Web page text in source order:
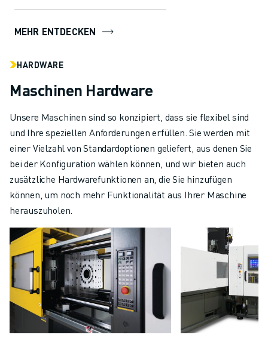
und so ...
MEHR ENTDECKEN
HARDWARE
Maschinen Hardware
Unsere Maschinen sind so konzipiert, dass sie flexibel sind
und Ihre speziellen Anforderungen erfüllen. Sie werden mit
einer Vielzahl von Standardoptionen geliefert, aus denen Sie
bei der Konfiguration wählen können, und wir bieten auch
zusätzliche Hardwarefunktionen an, die Sie hinzufügen
können, um noch mehr Funktionalität aus Ihrer Maschine
herauszuholen.